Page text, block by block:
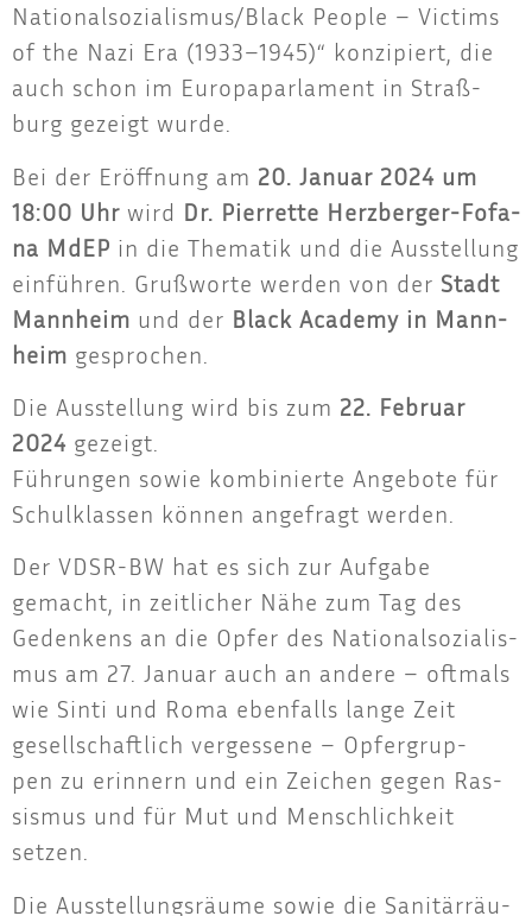
Nationalsozialismus/Black Peo­p­le – Vic­tims
of the Nazi Era (1933–1945)“ kon­zi­piert, die
auch schon im Euro­pa­par­la­ment in Straß­
burg gezeigt wurde.
Bei der Eröff­nung am 20. Janu­ar 2024 um
18:00 Uhr wird Dr. Pier­ret­te Herz­ber­ger-Fofa­
na MdEP in die The­ma­tik und die Aus­stel­lung
ein­füh­ren. Gruß­wor­te wer­den von der Stadt
Mann­heim und der Black Aca­de­my in Mann­
heim gespro­chen.
Die Aus­stel­lung wird bis zum 22. Febru­ar
2024 gezeigt.
Füh­run­gen sowie kom­bi­nier­te Ange­bo­te für
Schul­klas­sen kön­nen ange­fragt werden.
Der VDSR-BW hat es sich zur Auf­ga­be
gemacht, in zeit­li­cher Nähe zum Tag des
Geden­kens an die Opfer des Natio­nal­so­zia­lis­
mus am 27. Janu­ar auch an ande­re – oft­mals
wie Sin­ti und Roma eben­falls lan­ge Zeit
gesell­schaft­lich ver­ges­se­ne – Opfer­grup­
pen zu erin­nern und ein Zei­chen gegen Ras­
sis­mus und für Mut und Mensch­lich­keit
setzen.
Die Aus­stel­lungs­räu­me sowie die Sani­tär­räu­